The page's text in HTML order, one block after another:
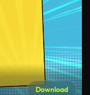
Download